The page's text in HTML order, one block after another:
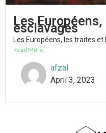
Les
esclavages
Les Européens, les traites et
Read More
afzal
April 3, 2023